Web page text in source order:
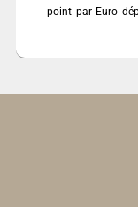
point par Euro